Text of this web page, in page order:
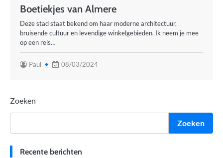
Boetiekjes van Almere
Deze stad staat bekend om haar moderne architectuur,
bruisende cultuur en levendige winkelgebieden. Ik neem je mee
op een reis…
Paul 08/03/2024
Zoeken
Zoeken
Recente berichten